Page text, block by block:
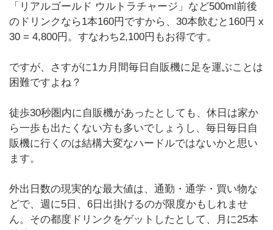
「リアルゴールド ウルトラチャージ」など500ml前後
のドリンクなら1本160円ですから、30本飲むと160円 x
30 = 4,800円。すなわち2,100円もお得です。
ですが、さすがに1カ月間毎日自販機に足を運ぶことは
困難ですよね？
徒歩30秒圏内に自販機があったとしても、休日は家か
ら一歩も出たくない方も多いでしょうし、毎日毎日自
販機に行くのは結構大変なハードルではないかと思い
ます。
外出日数の現実的な最大値は、通勤・通学・買い物な
どで、週に5日、6日出掛けるのが限度かもしれませ
ん。その都度ドリンクをゲットしたとして、月に25本